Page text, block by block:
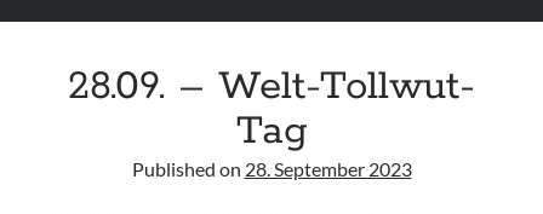
28.09. – Welt-Tollwut-
Tag
Published on 28. September 2023